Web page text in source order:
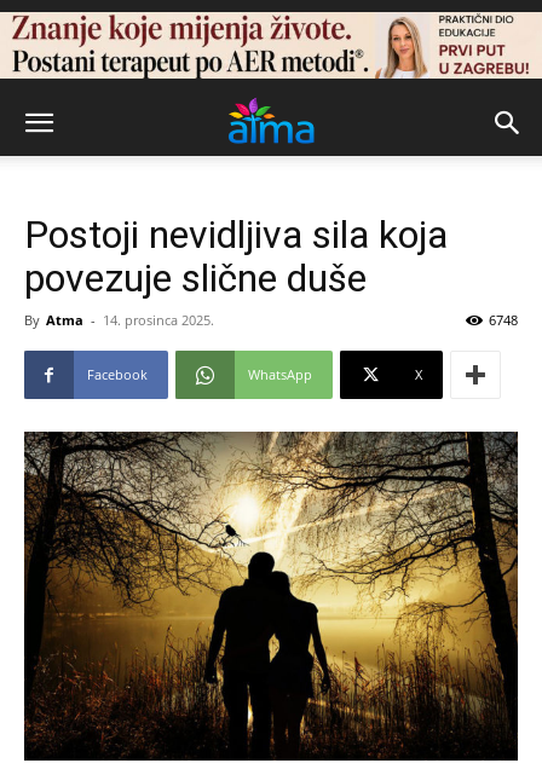
Postoji nevidljiva sila koja
povezuje slične duše
By Atma - 14. prosinca 2025. 6748
Facebook WhatsApp X